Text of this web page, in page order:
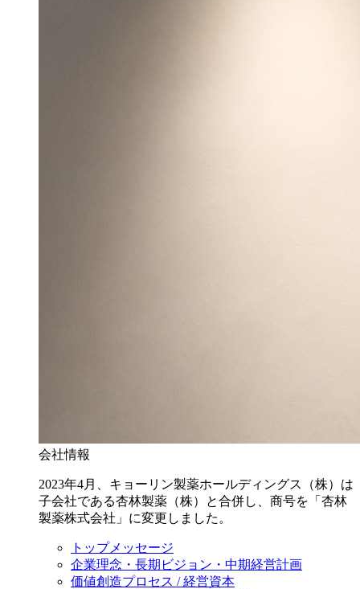
会社情報
2023年4月、キョーリン製薬ホールディングス（株）は
子会社である杏林製薬（株）と合併し、商号を「杏林
製薬株式会社」に変更しました。
トップメッセージ
企業理念・長期ビジョン・中期経営計画
価値創造プロセス / 経営資本